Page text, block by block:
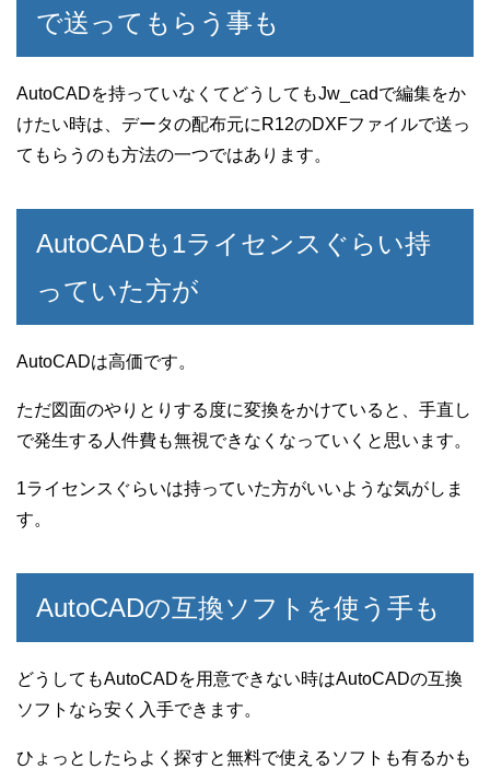
で送ってもらう事も
AutoCADを持っていなくてどうしてもJw_cadで編集をか
けたい時は、データの配布元にR12のDXFファイルで送っ
てもらうのも方法の一つではあります。
AutoCADも1ライセンスぐらい持
っていた方が
AutoCADは高価です。
ただ図面のやりとりする度に変換をかけていると、手直し
で発生する人件費も無視できなくなっていくと思います。
1ライセンスぐらいは持っていた方がいいような気がしま
す。
AutoCADの互換ソフトを使う手も
どうしてもAutoCADを用意できない時はAutoCADの互換
ソフトなら安く入手できます。
ひょっとしたらよく探すと無料で使えるソフトも有るかも